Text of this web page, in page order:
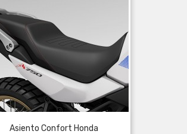
Asiento Confort Honda